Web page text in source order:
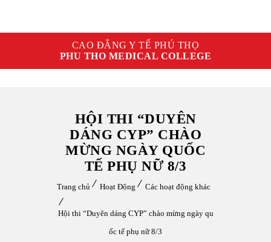
CAO ĐẲNG Y TẾ PHÚ THỌ
PHU THO MEDICAL COLLEGE
HỘI THI “DUYÊN
DÁNG CYP” CHÀO
MỪNG NGÀY QUỐC
TẾ PHỤ NỮ 8/3
Trang chủ Hoạt Động Các hoạt động khác
Hội thi “Duyên dáng CYP” chào mừng ngày qu
ốc tế phụ nữ 8/3